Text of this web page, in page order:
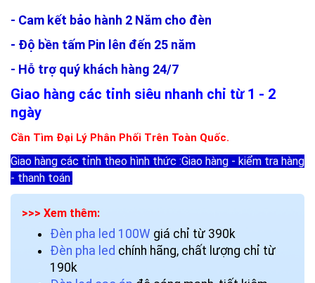
- Cam kết bảo hành 2 Năm cho đèn
- Độ bền tấm Pin lên đến 25 năm
- Hỗ trợ quý khách hàng 24/7
Giao hàng các tỉnh siêu nhanh chỉ từ 1 - 2
ngày
Cần Tìm Đại Lý Phân Phối Trên Toàn Quốc.
Giao hàng các tỉnh theo hình thức :Giao hàng - kiểm tra hàng
- thanh toán.
>>> Xem thêm:
Đèn pha led 100W giá chỉ từ 390k
Đèn pha led chính hãng, chất lượng chỉ từ
190k